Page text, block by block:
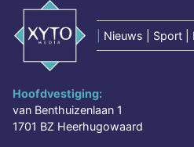
Nieuws | Sport |
Hoofdvestiging:
van Benthuizenlaan 1
1701 BZ Heerhugowaard